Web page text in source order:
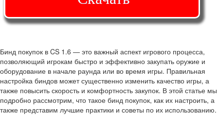
Бинд покупок в CS 1.6 — это важный аспект игрового процесса,
позволяющий игрокам быстро и эффективно закупать оружие и
оборудование в начале раунда или во время игры. Правильная
настройка биндов может существенно изменить качество игры, а
также повысить скорость и комфортность закупок. В этой статье мы
подробно рассмотрим, что такое бинд покупок, как их настроить, а
также представим лучшие практики и советы по их использованию.